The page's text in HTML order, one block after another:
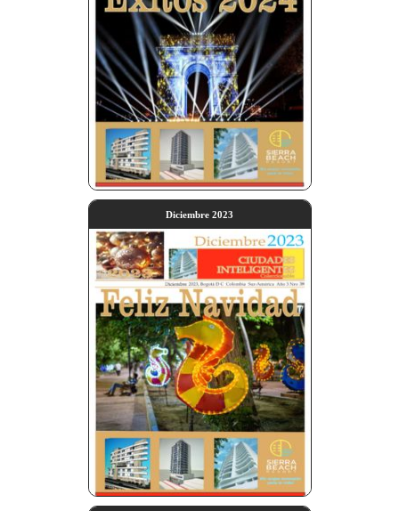
Diciembre 2023